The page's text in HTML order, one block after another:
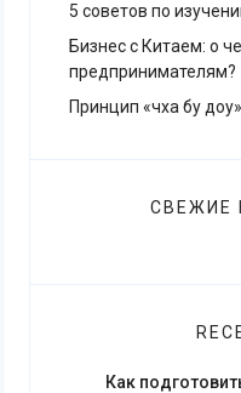
5 советов по
Бизнес с Китаем: о
предпринимателям?
Принцип «чха бу
СВЕЖИЕ
Как